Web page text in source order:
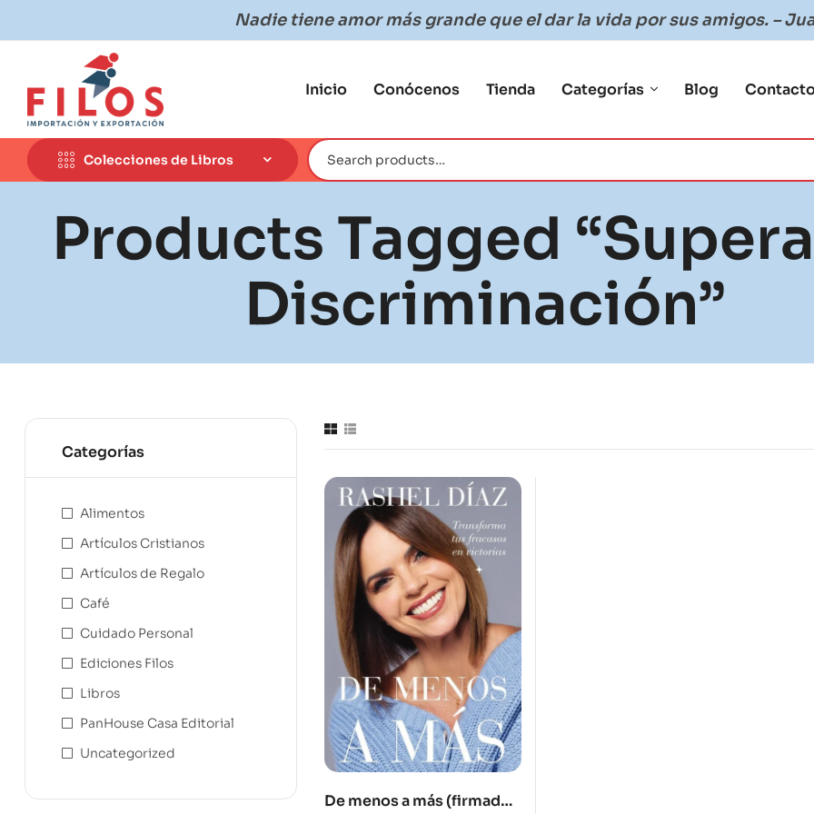
Nadie tiene amor más grande que el dar la vida por sus amigos. –
Inicio Conócenos Tienda Categorías Blog
Colecciones de Libros
Products Tagged
Discriminación”
De menos a más (firmados
Categorías
Alimentos
Artículos Cristianos
Artículos de Regalo
Café
Cuidado Personal
Ediciones Filos
Libros
PanHouse Casa Editorial
Uncategorized